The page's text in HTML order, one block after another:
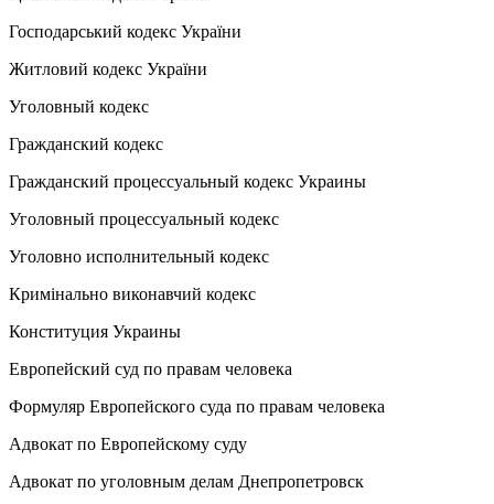
Господарський кодекс України
Житловий кодекс України
Уголовный кодекс
Гражданский кодекс
Гражданский процессуальный кодекс Украины
Уголовный процессуальный кодекс
Уголовно исполнительный кодекс
Кримінально виконавчий кодекс
Конституция Украины
Европейский суд по правам человека
Формуляр Европейского суда по правам человека
Адвокат по Европейскому суду
Адвокат по уголовным делам Днепропетровск